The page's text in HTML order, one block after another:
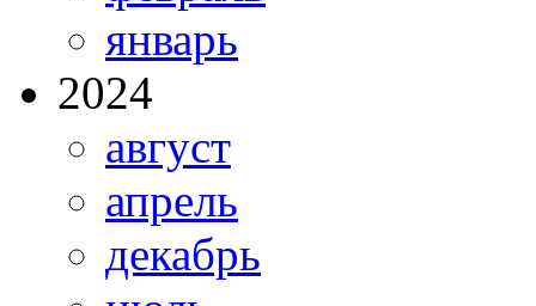
январь
2024
август
апрель
декабрь